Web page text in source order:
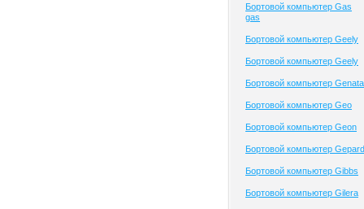
Бортовой компьютер Gas
gas
Бортовой компьютер Geely
Бортовой компьютер Geely
Бортовой компьютер Genata
Бортовой компьютер Geo
Бортовой компьютер Geon
Бортовой компьютер Gepard
Бортовой компьютер Gibbs
Бортовой компьютер Gilera